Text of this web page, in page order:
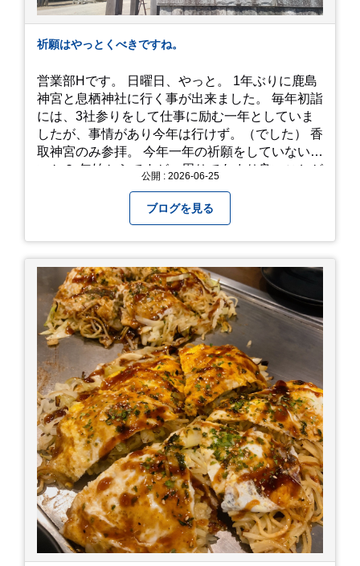
祈願はやっとくべきですね。
営業部Hです。 日曜日、やっと。 1年ぶりに鹿島
神宮と息栖神社に行く事が出来ました。 毎年初詣
には、3社参りをして仕事に励む一年としていま
したが、事情があり今年は行けず。（でした） 香
取神宮のみ参拝。 今年一年の祈願をしていないせ
いか？ 年始からですが、周りであまり良いことが
から、あっという間に半年が過ぎやっとこさ。 3
日後のこと。不思議ですね。 気にかかる事1つ
目。友人の長期入院から退院の知らせあり！ 気に
かかる事2つ目。疎遠だった知人の訪問あり！ 気
にかかるetcが徐々に....。 気の持ちようと、タイ
ミングかもしれませんが。お宮参りはお薦めで
す。
公開 : 2026-06-25
ブログを見る